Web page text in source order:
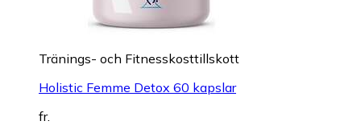
Tränings- och Fitnesskosttillskott
Holistic Femme Detox 60 kapslar
fr.